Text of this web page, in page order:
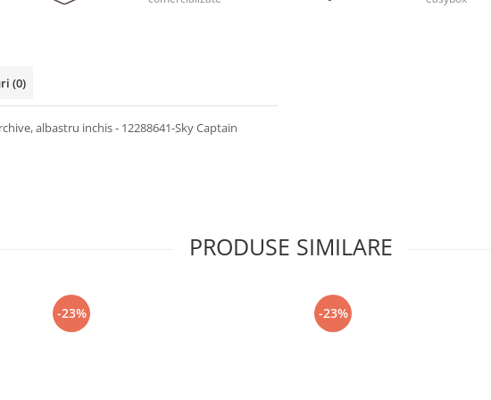
(0)
albastru inchis - 12288641-Sky Captain
PRODUSE SIMILARE
-23% -23%